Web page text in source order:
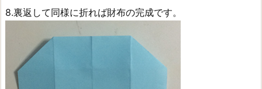
8.裏返して同様に折れば財布の完成です。